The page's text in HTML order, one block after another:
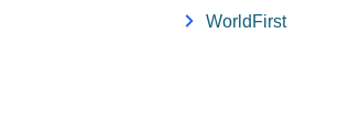
WorldFirst